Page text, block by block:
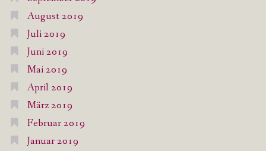
August 2019
Juli 2019
Juni 2019
Mai 2019
April 2019
März 2019
Februar 2019
Januar 2019